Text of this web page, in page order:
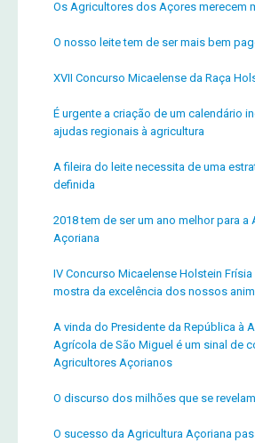
Os Agricultores dos Açores merecem
O nosso leite tem de ser mais bem
XVII Concurso Micaelense da Raça
É urgente a criação de um calendário
ajudas regionais à agricultura
A fileira do leite necessita de uma
definida
2018 tem de ser um ano melhor para a
Açoriana
IV Concurso Micaelense Holstein
mostra da excelência dos nossos
A vinda do Presidente da República à
Agrícola de São Miguel é um sinal de
Agricultores Açorianos
O discurso dos milhões que se
O sucesso da Agricultura Açoriana